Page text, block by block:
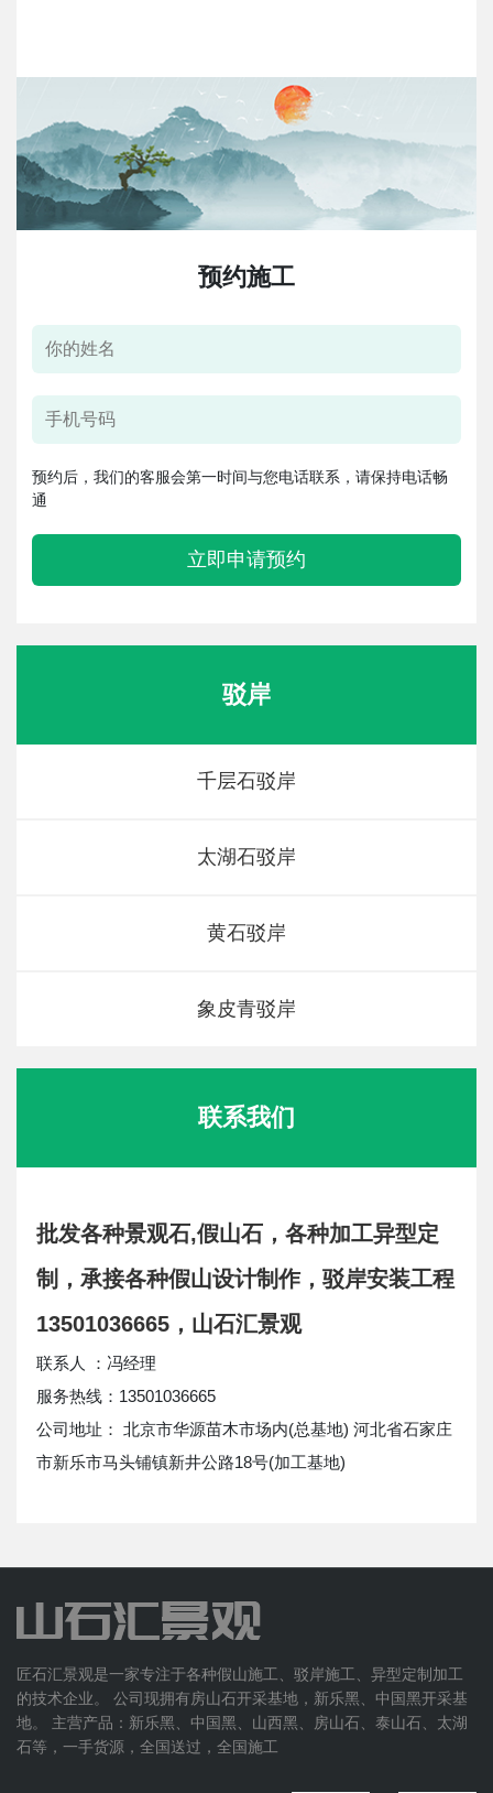
预约施工
预约后，我们的客服会第一时间与您电话联系，请保持电话畅
通
立即申请预约
驳岸
千层石驳岸
太湖石驳岸
黄石驳岸
象皮青驳岸
联系我们
批发各种景观石,假山石，各种加工异型定
制，承接各种假山设计制作，驳岸安装工程
13501036665，山石汇景观
联系人 ：冯经理
服务热线：13501036665
公司地址： 北京市华源苗木市场内(总基地) 河北省石家庄
市新乐市马头铺镇新井公路18号(加工基地)
匠石汇景观是一家专注于各种假山施工、驳岸施工、异型定制加工
的技术企业。 公司现拥有房山石开采基地，新乐黑、中国黑开采基
地。 主营产品：新乐黑、中国黑、山西黑、房山石、泰山石、太湖
石等，一手货源，全国送过，全国施工